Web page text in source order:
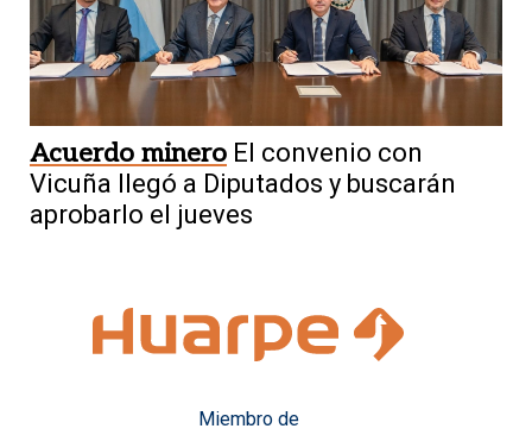
Acuerdo minero El convenio con
Vicuña llegó a Diputados y buscarán
aprobarlo el jueves
Miembro de